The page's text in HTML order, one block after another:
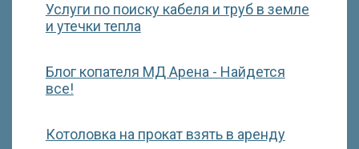
Услуги по поиску кабеля и труб в земле
и утечки тепла
Блог копателя МД Арена - Найдется
все!
Котоловка на прокат взять в аренду